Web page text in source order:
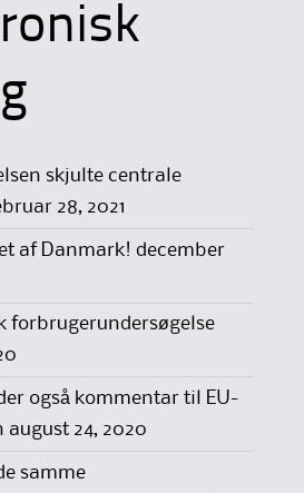
skjulte centrale
28, 2021
af Danmark! december
forbrugerundersøgelse
også kommentar til EU-
august 24, 2020
samme